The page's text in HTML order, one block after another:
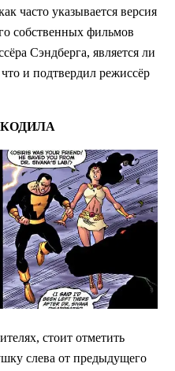
часто указывается версия
собственных фильмов
Сэндберга, является ли
и подтвердил режиссёр
стоит отметить
слева от предыдущего